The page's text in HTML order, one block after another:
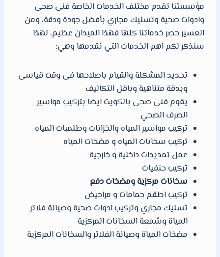
مؤسستنا تقدم مختلف الخدمات الخاصة فنى صحى
وادوات صحية وتسليك مجاري بأفضل جودة ودقة، ومن
العسير حصر خدماتنا كلها فهذا الميدان عظيم، لهذا
سنذكر لكم اهم الخدمات التي نقدمها وهي:
تحديد المشكلة والقيام باصلاحها فى وقت قياسى
وبدقة متناهية وباقل التكاليف
يقوم فنى صحى بالكويت ايضا بتركيب مواسير
الصرف الصحي
تركيب مواسير المياه والخزانات وطلمبات المياه
تركيب سخانات المياه و مضخات المياه
عمل تمديدات داخلية و خارجية
تركيب حنفيات
سخانات مركزية ومضخات دفع
تركيب اطقم حمامات و مراحيض
تسليك مجاري وتركيب ادوات صحية وصيانة فلاتر
المياة وشمعة السخانات المركزية
مضخات المياة وصيانة الفلاتر والسخانات المركزية